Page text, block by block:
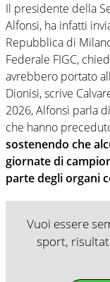
Il presidente della
Alfonsi, ha infatti
Repubblica di
Federale FIGC,
avrebbero portato
Dionisi, scrive
2026, Alfonsi parla
che hanno
sostenendo che
giornate di
parte degli organi
Vuoi essere
sport,